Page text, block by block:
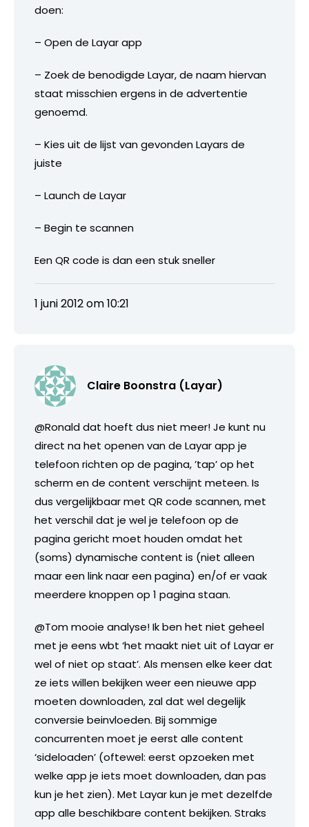
doen:
– Open de Layar app
– Zoek de benodigde Layar, de naam hiervan
staat misschien ergens in de advertentie
genoemd.
– Kies uit de lijst van gevonden Layars de
juiste
– Launch de Layar
– Begin te scannen
Een QR code is dan een stuk sneller
1 juni 2012 om 10:21
Claire Boonstra (Layar)
@Ronald dat hoeft dus niet meer! Je kunt nu
direct na het openen van de Layar app je
telefoon richten op de pagina, ’tap’ op het
scherm en de content verschijnt meteen. Is
dus vergelijkbaar met QR code scannen, met
het verschil dat je wel je telefoon op de
pagina gericht moet houden omdat het
(soms) dynamische content is (niet alleen
maar een link naar een pagina) en/of er vaak
meerdere knoppen op 1 pagina staan.
@Tom mooie analyse! Ik ben het niet geheel
met je eens wbt ‘het maakt niet uit of Layar er
wel of niet op staat’. Als mensen elke keer dat
ze iets willen bekijken weer een nieuwe app
moeten downloaden, zal dat wel degelijk
conversie beinvloeden. Bij sommige
concurrenten moet je eerst alle content
‘sideloaden’ (oftewel: eerst opzoeken met
welke app je iets moet downloaden, dan pas
kun je het zien). Met Layar kun je met dezelfde
app alle beschikbare content bekijken. Straks